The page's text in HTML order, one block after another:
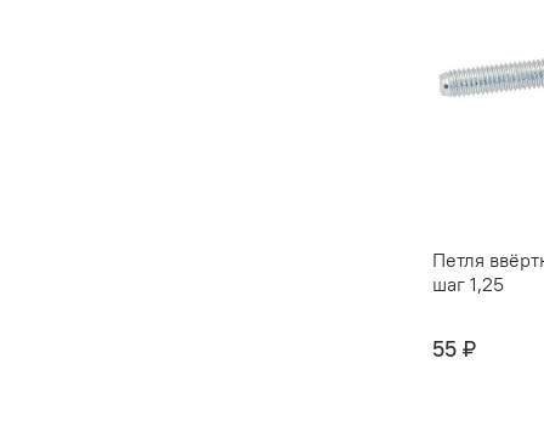
Петля
шаг 1,25
55 ₽